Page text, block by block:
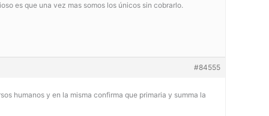
es que una vez mas somos los únicos sin cobrarlo.
#84555
humanos y en la misma confirma que primaria y summa la